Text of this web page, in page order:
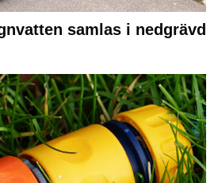
samlas i nedgrävd